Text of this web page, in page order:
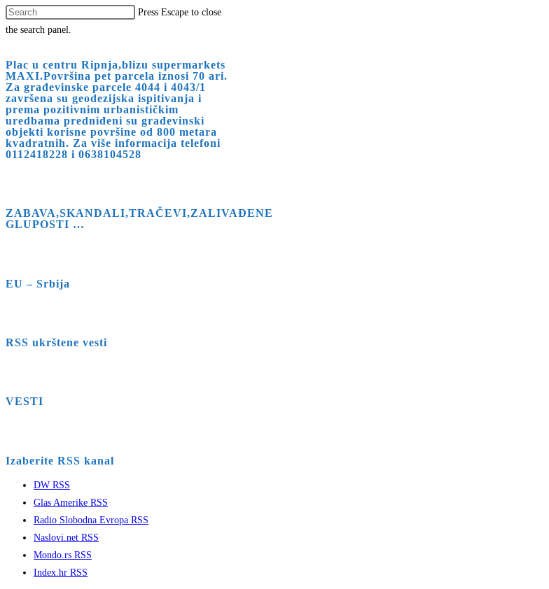
Press Escape to close
the search panel.
Plac u centru Ripnja,blizu supermarkets
MAXI.Površina pet parcela iznosi 70 ari.
Za građevinske parcele 4044 i 4043/1
završena su geodezijska ispitivanja i
prema pozitivnim urbanističkim
uredbama predniđeni su građevinski
objekti korisne površine od 800 metara
kvadratnih. Za više informacija telefoni
0112418228 i 0638104528
ZABAVA,SKANDALI,TRAČEVI,ZALIVAĐENE
GLUPOSTI …
EU – Srbija
RSS ukrštene vesti
VESTI
Izaberite RSS kanal
DW RSS
Glas Amerike RSS
Radio Slobodna Evropa RSS
Naslovi.net RSS
Mondo.rs RSS
Index.hr RSS